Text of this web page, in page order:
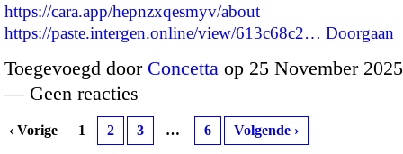
https://cara.app/hepnzxqesmyv/about
https://paste.intergen.online/view/613c68c2… Doorgaan
Toegevoegd door Concetta op 25 November
— Geen reacties
‹ Vorige 1 2 3 … 6 Volgende ›